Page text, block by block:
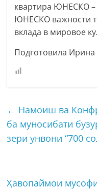
квартира ЮНЕСКО –
ЮНЕСКО важности
вклада в мировое
Подготовила
← Намоиш ва
ба муносибати
зери унвони “700
Ҳавопаймои